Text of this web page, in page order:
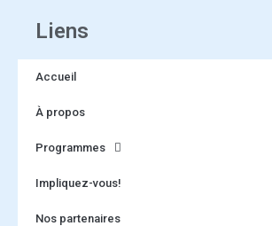
Liens
Accueil
À propos
Programmes
Impliquez-vous!
Nos partenaires